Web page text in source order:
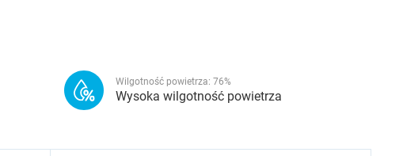
Wilgotność powietrza: 76%
Wysoka wilgotność powietrza